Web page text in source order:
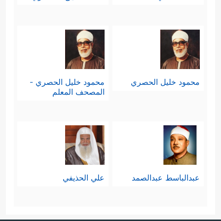
التصرُّفَ السليم، خاصة وأنهما سينتقلان
إلى حياة جديدة بمسؤوليات وواجبات
جديدة، ومن ذلك مثلًا: أن اليتيمة التي
ستتزوَّج من رجلٍ أجنبيٍّ قد تكون عُرضةً
بعدم إدراكها، وضعف خبرتها، وغلبة
عاطفتها، وهذه حالةٌ من حالاتٍ كثيرةٍ
استوجَبَت ذلك التنبيه الربَّاني
محمود خليل الحصري
محمود خليل الحصري -
المصحف المعلم
عبدالباسط عبدالصمد علي الحذيفي